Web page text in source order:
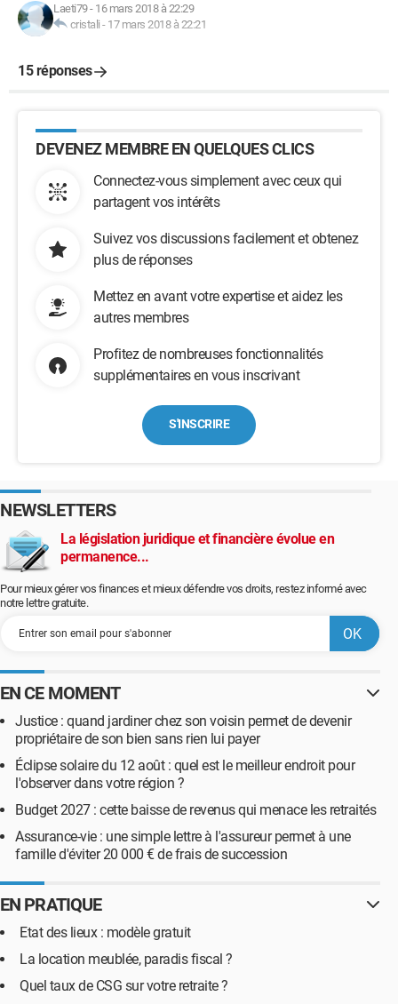
Laeti79- 16 mars 2018 à 22:29
cristali - 17 mars 2018 à 22:21
15 réponses
DEVENEZ MEMBRE EN QUELQUES CLICS
Connectez-vous simplement avec ceux qui
partagent vos intérêts
Suivez vos discussions facilement et obtenez
plus de réponses
Mettez en avant votre expertise et aidez les
autres membres
Profitez de nombreuses fonctionnalités
supplémentaires en vous inscrivant
S'INSCRIRE
NEWSLETTERS
La législation juridique et financière évolue en
permanence...
Pour mieux gérer vos finances et mieux défendre vos droits, restez informé avec
notre lettre gratuite.
EN CE MOMENT
Justice : quand jardiner chez son voisin permet de devenir
propriétaire de son bien sans rien lui payer
Éclipse solaire du 12 août : quel est le meilleur endroit pour
l'observer dans votre région ?
Budget 2027 : cette baisse de revenus qui menace les retraités
Assurance-vie : une simple lettre à l'assureur permet à une
famille d'éviter 20 000 € de frais de succession
EN PRATIQUE
Etat des lieux : modèle gratuit
La location meublée, paradis fiscal ?
Quel taux de CSG sur votre retraite ?